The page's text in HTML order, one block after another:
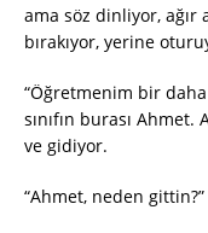
ama söz dinliyor, ağır
bırakıyor, yerine
“Öğretmenim bir
sınıfın burası Ahmet.
ve gidiyor.
“Ahmet, neden gittin?”